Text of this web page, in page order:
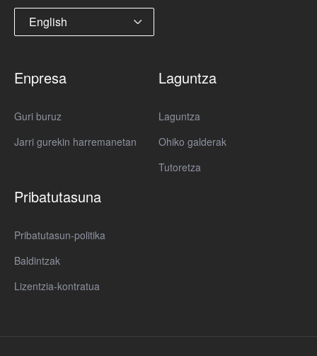
English
Enpresa
Guri buruz
Jarri gurekin harremanetan
Laguntza
Laguntza
Ohiko galderak
Tutoretza
Pribatutasuna
Pribatutasun-politika
Baldintzak
Lizentzia-kontratua